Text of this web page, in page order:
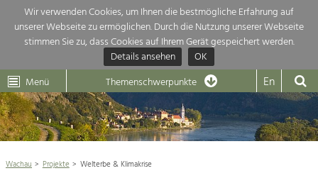
Wir verwenden Cookies, um Ihnen die bestmögliche Erfahrung auf
unserer Webseite zu ermöglichen. Durch die Nutzung unserer Webseite
stimmen Sie zu, dass Cookies auf Ihrem Gerät gespeichert werden.
Details ansehen
OK
Dunkelsteinerwald Klima
Menü Themenschwerpunkte En
Aktuelles
Weltkulturerbe Wachau 
Rückblick 25 Jahre Jubiläum
Themenübersicht
Die Regionalentwicklung in unserer Region ist sehr vielfältig. Deshalb
geben wir hier eine Übersicht über unsere Themenschwerpunkte. Für
mehr Informationen einfach das Thema anklicken und schon werden alle
Projekte in diesem Kontext angezeigt.
Natur- &
Wachau Projekte Welterbe & Klimakrise